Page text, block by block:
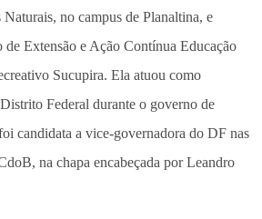
no campus de Planaltina, e
de Extensão e Ação Contínua Educação
Sucupira. Ela atuou como
Federal durante o governo de
candidata a vice-governadora do DF nas
na chapa encabeçada por Leandro